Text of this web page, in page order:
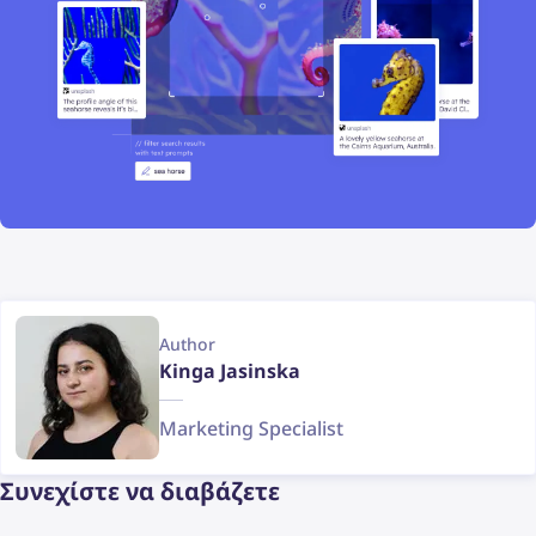
Author
Kinga Jasinska
Marketing Specialist
Συνεχίστε να διαβάζετε